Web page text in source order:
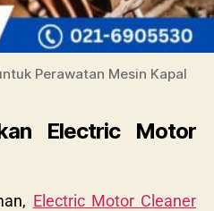
Perawatan Mesin Kapal
Electric Motor
Electric Motor Cleaner